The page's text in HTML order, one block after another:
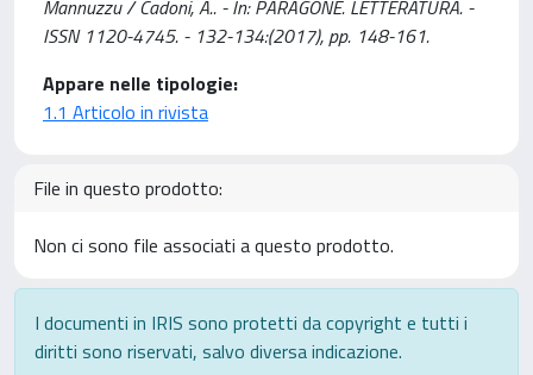
Mannuzzu / Cadoni, A.. - In: PARAGONE. LETTERATURA. -
ISSN 1120-4745. - 132-134:(2017), pp. 148-161.
Appare nelle tipologie:
1.1 Articolo in rivista
File in questo prodotto:
Non ci sono file associati a questo prodotto.
I documenti in IRIS sono protetti da copyright e tutti i
diritti sono riservati, salvo diversa indicazione.